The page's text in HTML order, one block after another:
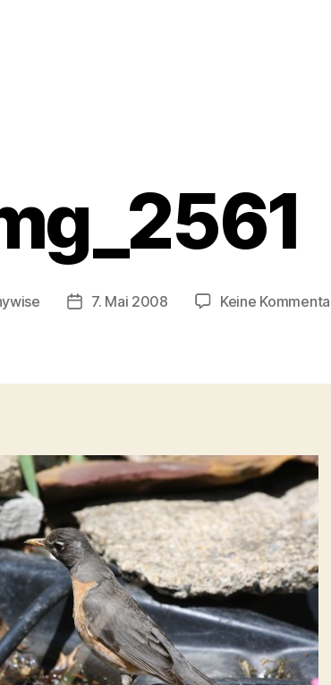
Veröffentlichungsdatum
7. Mai 2008 Keine